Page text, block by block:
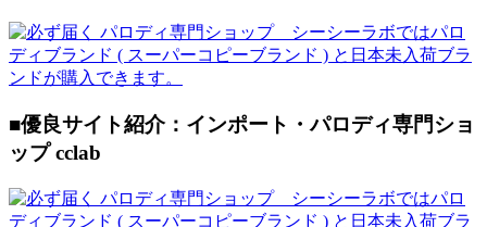
■優良サイト紹介：インポート・パロディ専門ショ
ップ cclab